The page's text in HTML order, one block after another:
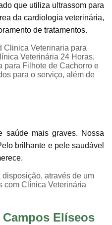
Hematologista
Ortopedista
Exame
Exame
Pet
Exames
Internação 24
para Cães e Gatos
para Pet
Internação
Fiv Felv
Vacina
que utiliza ultrassom para
da cardiologia veterinária,
de tratamentos.
Clinica Veterinaria para
Veterinária 24 Horas,
para Filhote de Cachorro e
para o serviço, além de
saúde mais graves. Nossa
brilhante e pele saudável
através de um
com Clínica Veterinária
Elíseos